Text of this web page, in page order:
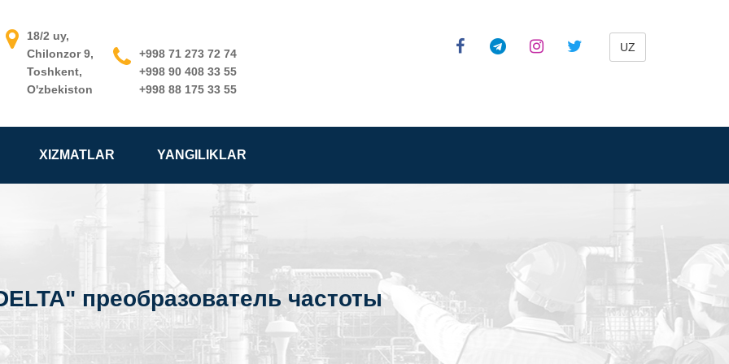
18/2 uy,
Chilonzor 9,
Toshkent,
O'zbekiston
+998 71 273 72 74
+998 90 408 33 55
+998 88 175 33 55
UZ
XIZMATLAR YANGILIKLAR
преобразователь частоты